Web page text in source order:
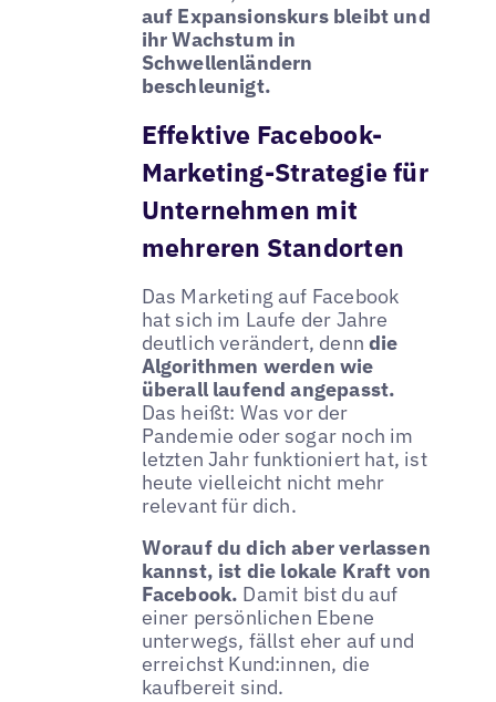
auf Expansionskurs bleibt und
ihr Wachstum in
Schwellenländern
beschleunigt.
Effektive Facebook-
Marketing-Strategie für
Unternehmen mit
mehreren Standorten
Das Marketing auf Facebook
hat sich im Laufe der Jahre
deutlich verändert, denndie
Algorithmen werden wie
überall laufend angepasst.
Das heißt: Was vor der
Pandemie oder sogar noch im
letzten Jahr funktioniert hat, ist
heute vielleicht nicht mehr
relevant für dich.
Worauf du dich aber verlassen
kannst, ist die lokale Kraft von
Facebook. Damit bist du auf
einer persönlichen Ebene
unterwegs, fällst eher auf und
erreichst Kund:innen, die
kaufbereit sind.